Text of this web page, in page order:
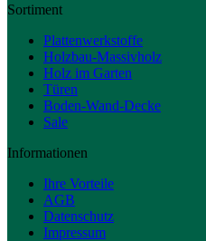
Sortiment
Plattenwerkstoffe
Holzbau-Massivholz
Holz im Garten
Türen
Boden-Wand-Decke
Sale
Informationen
Ihre Vorteile
AGB
Datenschutz
Impressum